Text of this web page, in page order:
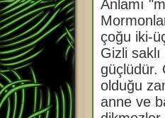
m
ı
ş
m
e
s
a
j
Anlamı
çoğu iki-
Gizli
güçlüdür.
olduğu
anne ve